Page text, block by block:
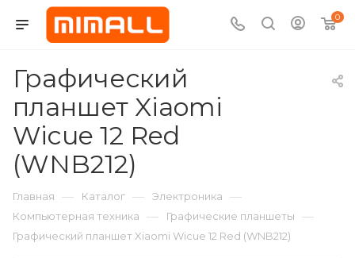
0
Графический
планшет Xiaomi
Wicue 12 Red
(WNB212)
Главная — Каталог — Электроника —
Компьютерная техника — Графические планшеты —
Графический планшет Xiaomi Wicue 12 Red (WNB212)